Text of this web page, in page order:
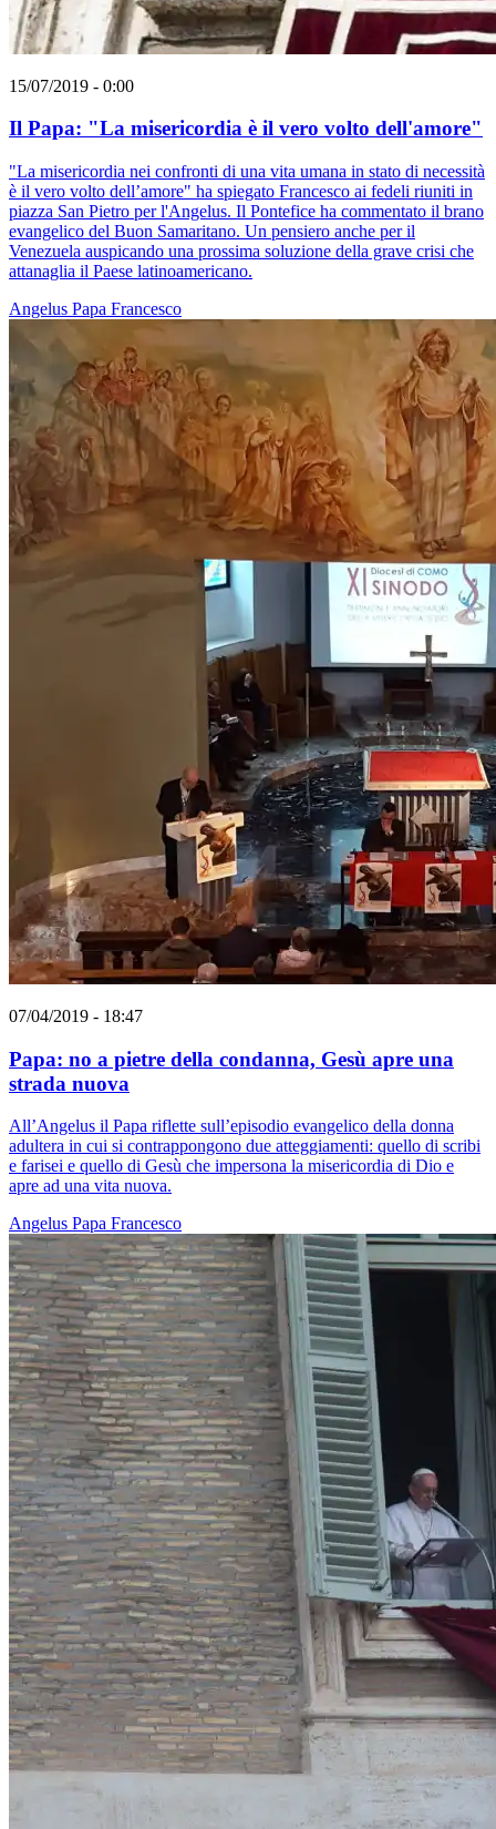
15/07/2019 - 0:00
Il Papa: "La misericordia è il vero volto dell'amore"
"La misericordia nei confronti di una vita umana in stato di necessità
è il vero volto dell’amore" ha spiegato Francesco ai fedeli riuniti in
piazza San Pietro per l'Angelus. Il Pontefice ha commentato il brano
evangelico del Buon Samaritano. Un pensiero anche per il
Venezuela auspicando una prossima soluzione della grave crisi che
attanaglia il Paese latinoamericano.
Angelus Papa Francesco
07/04/2019 - 18:47
Papa: no a pietre della condanna, Gesù apre una
strada nuova
All’Angelus il Papa riflette sull’episodio evangelico della donna
adultera in cui si contrappongono due atteggiamenti: quello di scribi
e farisei e quello di Gesù che impersona la misericordia di Dio e
apre ad una vita nuova.
Angelus Papa Francesco